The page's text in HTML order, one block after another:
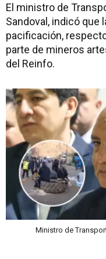
El ministro de
Sandoval, indicó que
pacificación,
parte de mineros
del Reinfo.
Ministro de